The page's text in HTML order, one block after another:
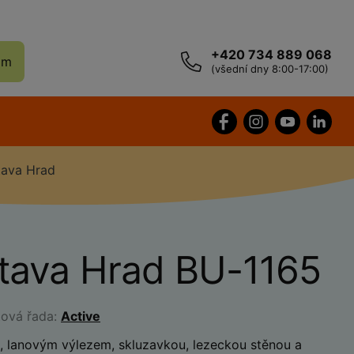
+420 734 889 068
(všední dny 8:00-17:00)
Hrad
Hrad BU-1165
řada: Active
lanovým výlezem, skluzavkou, lezeckou stěnou a